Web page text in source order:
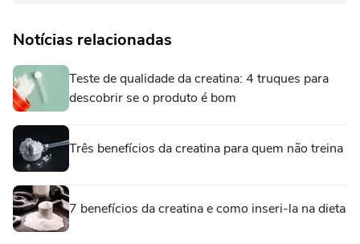
Notícias relacionadas
Teste de qualidade da creatina: 4 truques para
descobrir se o produto é bom
Três benefícios da creatina para quem não treina
7 benefícios da creatina e como inseri-la na dieta